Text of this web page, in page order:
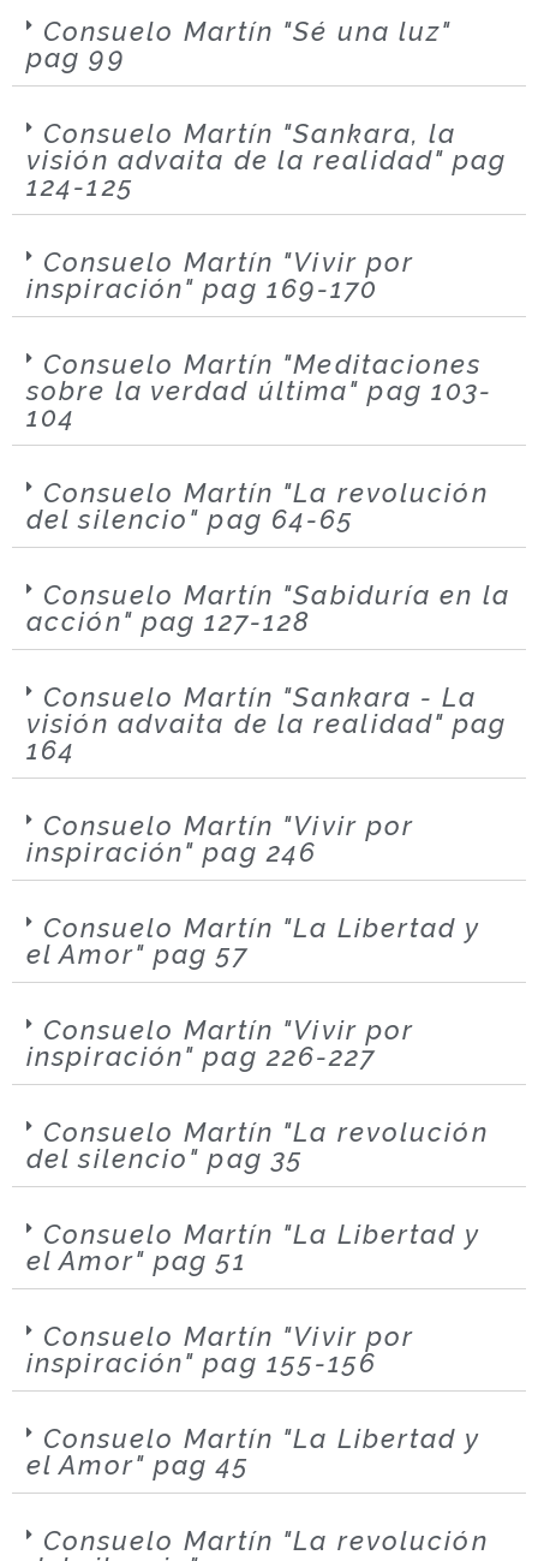
Consuelo Martín "Sé una luz"
pag 99
Consuelo Martín "Sankara, la
visión advaita de la realidad" pag
124-125
Consuelo Martín "Vivir por
inspiración" pag 169-170
Consuelo Martín "Meditaciones
sobre la verdad última" pag 103-
104
Consuelo Martín "La revolución
del silencio" pag 64-65
Consuelo Martín "Sabiduría en la
acción" pag 127-128
Consuelo Martín "Sankara - La
visión advaita de la realidad" pag
164
Consuelo Martín "Vivir por
inspiración" pag 246
Consuelo Martín "La Libertad y
el Amor" pag 57
Consuelo Martín "Vivir por
inspiración" pag 226-227
Consuelo Martín "La revolución
del silencio" pag 35
Consuelo Martín "La Libertad y
el Amor" pag 51
Consuelo Martín "Vivir por
inspiración" pag 155-156
Consuelo Martín "La Libertad y
el Amor" pag 45
Consuelo Martín "La revolución